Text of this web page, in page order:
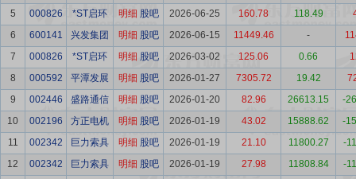
5
000826 *ST启环 明细 股吧 2026-06-25 160.78 118.49
6
600141 兴发集团 明细 股吧 2026-06-15 11449.46 -
7
000826 *ST启环 明细 股吧 2026-03-02 125.06 0.66
8
000592 平潭发展 明细 股吧 2026-01-27 7305.72 19.42
9
002446 盛路通信 明细 股吧 2026-01-20 82.96 26613.15
-
10
002196 方正电机 明细 股吧 2026-01-19 43.02 15888.62
-
11
002342 巨力索具 明细 股吧 2026-01-19 21.10 11800.27
-
12
002342 巨力索具 明细 股吧 2026-01-19 27.98 11808.84
-